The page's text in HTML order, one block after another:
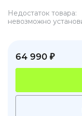
Недостаток товара:
невозможно
64 990 ₽